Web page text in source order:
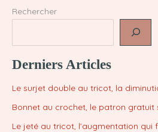
Rechercher
Derniers Articles
Le surjet double au tricot, la
Bonnet au crochet, le patron gratuit
Le jeté au tricot, l’augmentation qui